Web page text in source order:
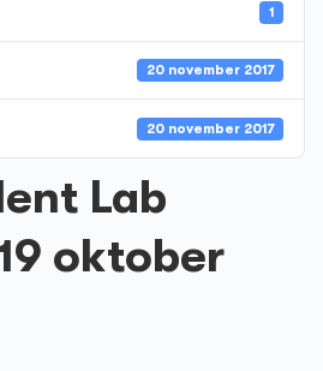
1
20 november 2017
20 november 2017
Lab
oktober